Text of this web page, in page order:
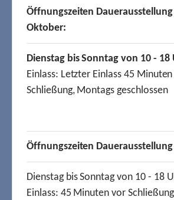
Öffnungszeiten
Oktober:
Dienstag bis Sonntag von 10 - 18
Einlass: Letzter Einlass 45
Schließung, Montags geschlossen
Öffnungszeiten
Dienstag bis Sonntag von 10 - 18
Einlass: 45 Minuten vor